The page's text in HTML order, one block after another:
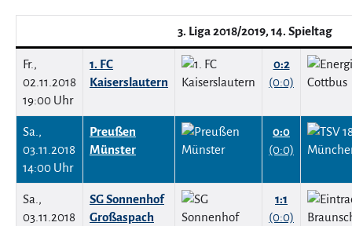
3. Liga 2018/2019, 14. Spieltag
Fr.,
02.11.2018
19:00 Uhr
1. FC
Kaiserslautern
0:2
(0:0)
Sa.,
03.11.2018
14:00 Uhr
Preußen
Münster
0:0
(0:0)
Sa.,
03.11.2018
SG Sonnenhof
Großaspach
1:1
(0:0)